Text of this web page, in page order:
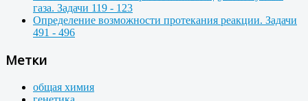
газа. Задачи 119 - 123
Определение возможности протекания реакции. Задачи
491 - 496
Метки
общая химия